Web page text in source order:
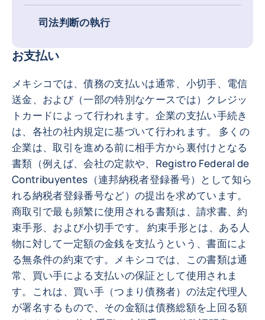
司法判断の執行
お支払い
メキシコでは、債務の支払いは通常、小切手、電信
送金、および（一部の特別なケースでは）クレジッ
トカードによって行われます。企業の支払い手続き
は、各社の社内規定に基づいて行われます。 多くの
企業は、取引を進める前に相手方から裏付けとなる
書類（例えば、会社の定款や、Registro Federal de
Contribuyentes（連邦納税者登録番号）として知ら
れる納税者登録番号など）の提出を求めています。
商取引で最も頻繁に使用される書類は、請求書、約
束手形、および小切手です。 約束手形とは、ある人
物に対して一定額の金銭を支払うという、書面によ
る無条件の約束です。メキシコでは、この書類は通
常、買い手による支払いの保証として使用されま
す。これは、買い手（つまり債務者）の法定代理人
が署名するもので、その金額は債務総額を上回る額